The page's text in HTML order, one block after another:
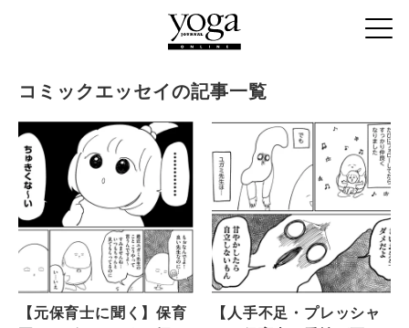
コミックエッセイの記事一覧
【元保育士に聞く】保育
【人手不足・プレッシャ